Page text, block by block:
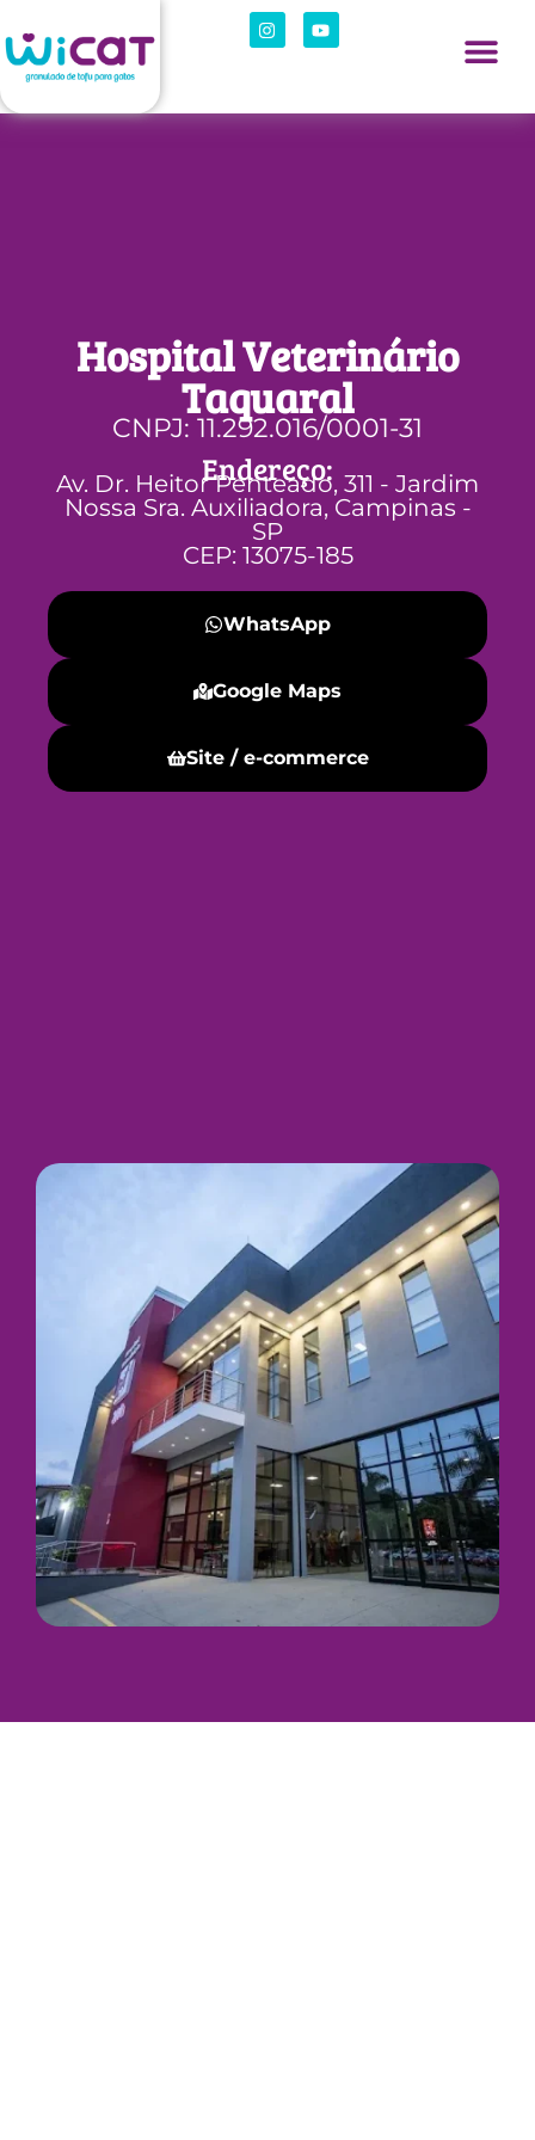
Hospital Veterinário
Taquaral
CNPJ: 11.292.016/0001-31
Endereço:
Av. Dr. Heitor Penteado, 311 - Jardim
Nossa Sra. Auxiliadora, Campinas -
SP
CEP: 13075-185
WhatsApp
Google Maps
Site / e-commerce